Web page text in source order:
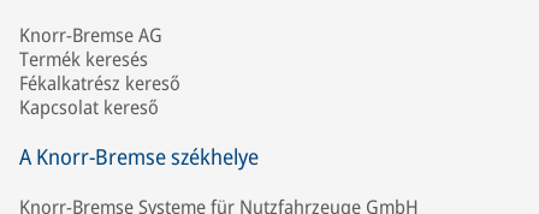
Knorr-Bremse AG
Termék keresés
Fékalkatrész kereső
Kapcsolat kereső
A Knorr-Bremse székhelye
Knorr-Bremse Systeme für Nutzfahrzeuge GmbH